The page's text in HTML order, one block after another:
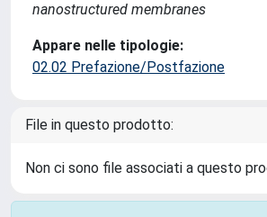
nanostructured membranes
Appare nelle tipologie:
02.02 Prefazione/Postfazione
File in questo prodotto:
Non ci sono file associati a questo